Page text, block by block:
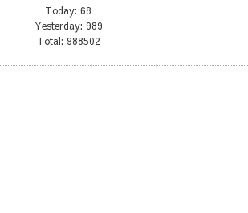
Today: 68
Yesterday: 989
Total: 988502